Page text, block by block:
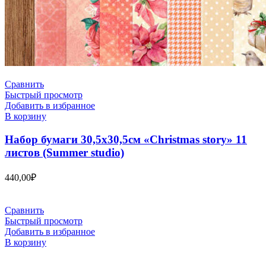
Сравнить
Быстрый просмотр
Добавить в избранное
В корзину
Набор бумаги 30,5х30,5см «Christmas story» 11
листов (Summer studio)
440,00₽
Сравнить
Быстрый просмотр
Добавить в избранное
В корзину